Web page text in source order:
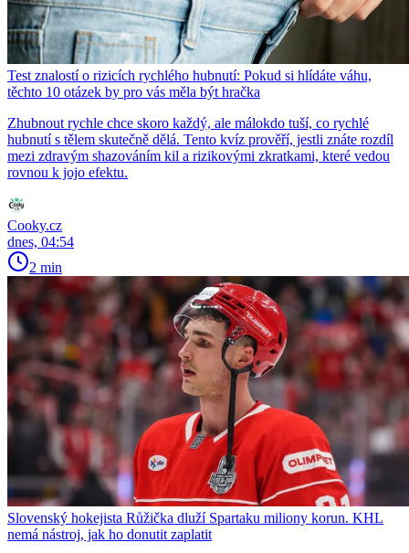
Test znalostí o rizicích rychlého hubnutí: Pokud si hlídáte váhu,
těchto 10 otázek by pro vás měla být hračka
Zhubnout rychle chce skoro každý, ale málokdo tuší, co rychlé
hubnutí s tělem skutečně dělá. Tento kvíz prověří, jestli znáte rozdíl
mezi zdravým shazováním kil a rizikovými zkratkami, které vedou
rovnou k jojo efektu.
Cooky.cz
dnes, 04:54
2 min
Slovenský hokejista Růžička dluží Spartaku miliony korun. KHL
nemá nástroj, jak ho donutit zaplatit